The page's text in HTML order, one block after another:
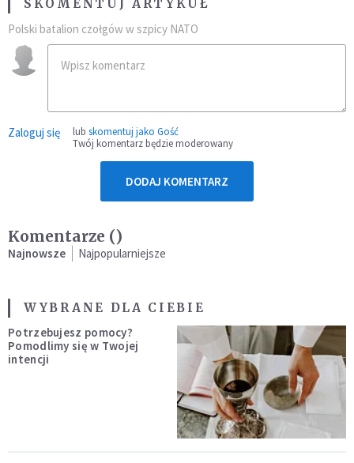
SKOMENTUJ ARTYKUŁ
Polski batalion czołgów w szpicy NATO
Zaloguj się lub skomentuj jako Gość
Twój komentarz będzie moderowany
DODAJ KOMENTARZ
Komentarze ()
Najnowsze Najpopularniejsze
WYBRANE DLA CIEBIE
Potrzebujesz pomocy?
Pomodlimy się w Twojej
intencji